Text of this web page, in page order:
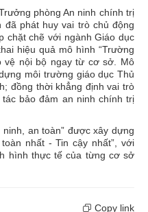
phòng An ninh chính trị
phát huy vai trò chủ động
chặt chẽ với ngành Giáo dục
hiệu quả mô hình “Trường
vệ nội bộ ngay từ cơ sở. Mô
môi trường giáo dục Thủ
đồng thời khẳng định vai trò
bảo đảm an ninh chính trị
an toàn” được xây dựng
nhất - Tin cậy nhất”, với
hình thực tế của từng cơ sở
Copy link